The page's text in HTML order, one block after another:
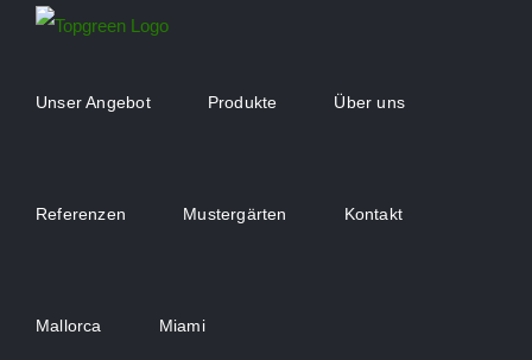
springenUnser Angebot Produkte Über uns
Referenzen Mustergärten Kontakt
Mallorca Miami